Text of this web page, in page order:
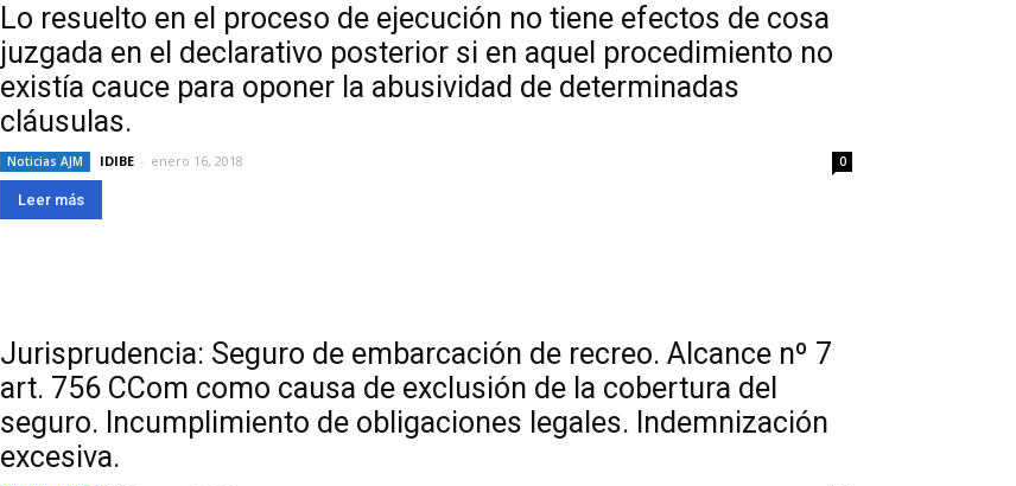
Lo resuelto en el proceso de ejecución no tiene efectos de cosa
juzgada en el declarativo posterior si en aquel procedimiento no
existía cauce para oponer la abusividad de determinadas
cláusulas.
Noticias AJM IDIBE - enero 16, 2018 0
Leer más
Jurisprudencia: Seguro de embarcación de recreo. Alcance nº 7
art. 756 CCom como causa de exclusión de la cobertura del
seguro. Incumplimiento de obligaciones legales. Indemnización
excesiva.